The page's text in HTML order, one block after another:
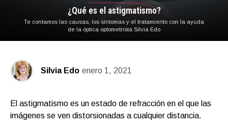
¿Qué es el astigmatismo?
Te contamos las causas, los síntomas y el tratamiento con la ayuda
de la óptica optometrista Silvia Edo
Silvia Edo enero 1, 2021
El astigmatismo es un estado de refracción en el que las
imágenes se ven distorsionadas a cualquier distancia.